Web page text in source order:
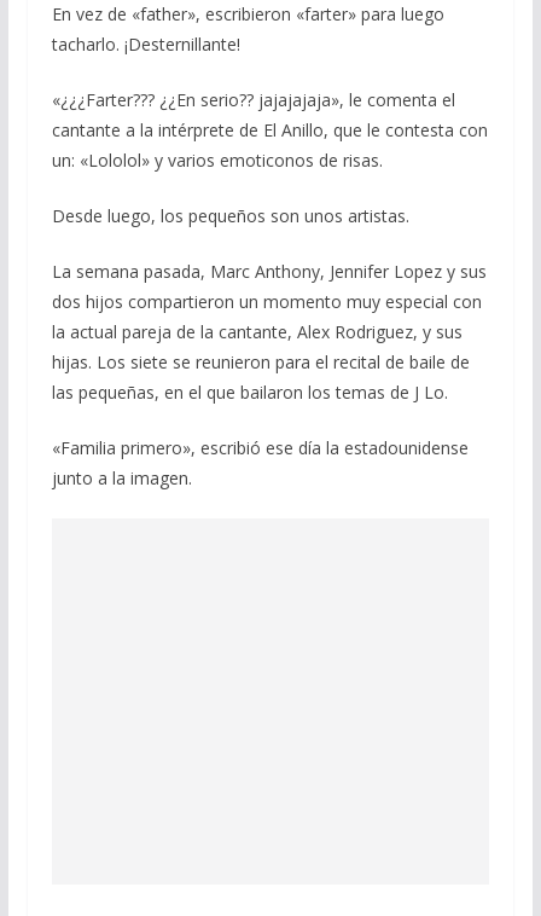
En vez de «father», escribieron «farter» para luego
tacharlo. ¡Desternillante!
«¿¿¿Farter??? ¿¿En serio?? jajajajaja», le comenta el
cantante a la intérprete de El Anillo, que le contesta con
un: «Lololol» y varios emoticonos de risas.
Desde luego, los pequeños son unos artistas.
La semana pasada, Marc Anthony, Jennifer Lopez y sus
dos hijos compartieron un momento muy especial con
la actual pareja de la cantante, Alex Rodriguez, y sus
hijas. Los siete se reunieron para el recital de baile de
las pequeñas, en el que bailaron los temas de J Lo.
«Familia primero», escribió ese día la estadounidense
junto a la imagen.